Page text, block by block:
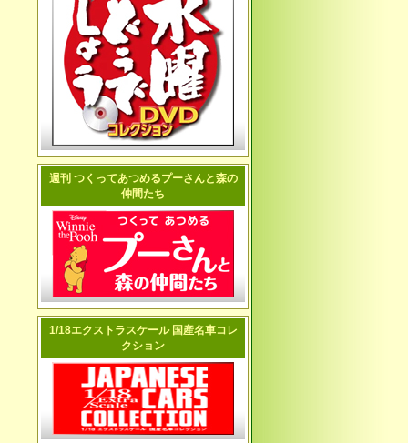
週刊 つくってあつめるプーさんと森の
仲間たち
1/18エクストラスケール 国産名車コレ
クション